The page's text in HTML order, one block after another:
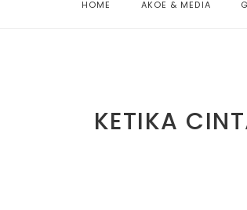
HOME AKOE & MEDIA
KETIKA